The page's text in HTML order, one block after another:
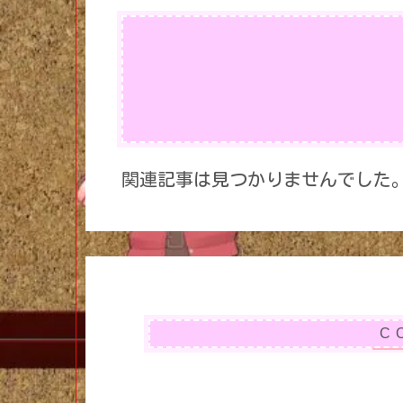
関連記事は見つかりませんでした